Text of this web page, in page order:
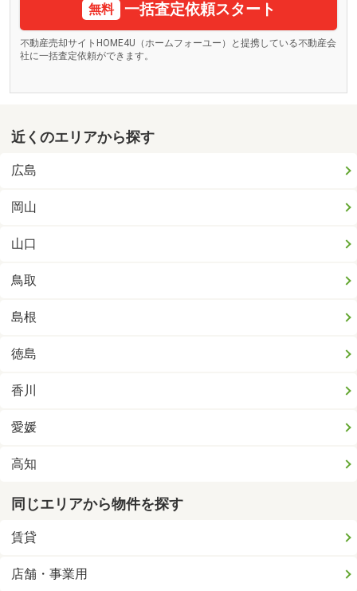
無料 一括査定依頼スタート
不動産売却サイトHOME4U（ホームフォーユー）と提携している不動産会
社に一括査定依頼ができます。
近くのエリアから探す
広島
岡山
山口
鳥取
島根
徳島
香川
愛媛
高知
同じエリアから物件を探す
賃貸
店舗・事業用